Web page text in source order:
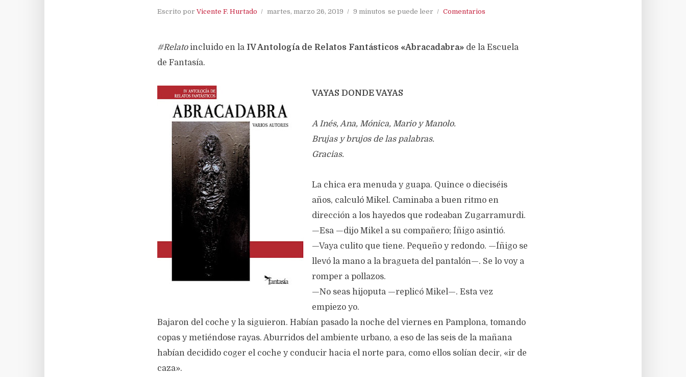
Escrito por Vicente F. Hurtado martes, marzo 26, 2019 9 minutos se puede leer Comentarios
#Relatoincluido en la IV Antología de Relatos Fantásticos «Abracadabra» de la Escuela
de Fantasía.
VAYAS DONDE VAYAS
A Inés, Ana, Mónica, Mario y Manolo.
Brujas y brujos de las palabras.
Gracias.
La chica era menuda y guapa. Quince o dieciséis
años, calculó Mikel. Caminaba a buen ritmo en
dirección a los hayedos que rodeaban Zugarramurdi.
—Esa —dijo Mikel a su compañero; Íñigo asintió.
—Vaya culito que tiene. Pequeño y redondo. —Íñigo se
llevó la mano a la bragueta del pantalón—. Se lo voy a
romper a pollazos.
—No seas hijoputa —replicó Mikel—. Esta vez
empiezo yo.
Bajaron del coche y la siguieron. Habían pasado la noche del viernes en Pamplona, tomando
copas y metiéndose rayas. Aburridos del ambiente urbano, a eso de las seis de la mañana
habían decidido coger el coche y conducir hacia el norte para, como ellos solían decir, «ir de
caza».